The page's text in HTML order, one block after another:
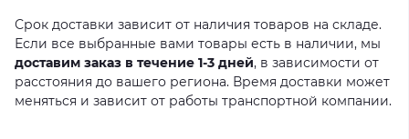
Срок доставки зависит от наличия товаров на складе.
Если все выбранные вами товары есть в наличии, мы
доставим заказ в течение 1-3 дней, в зависимости от
расстояния до вашего региона. Время доставки может
меняться и зависит от работы транспортной компании.